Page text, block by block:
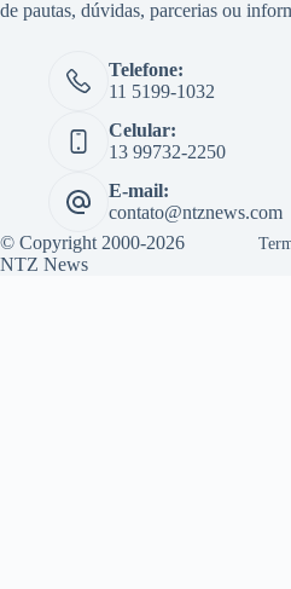
de pautas, dúvidas, parcerias ou
Telefone:
11 5199-1032
Celular:
13 99732-2250
E-mail:
contato@ntznews.com
© Copyright 2000-2026
NTZ News